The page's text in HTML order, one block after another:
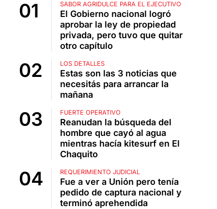
SABOR AGRIDULCE PARA EL EJECUTIVO
El Gobierno nacional logró
aprobar la ley de propiedad
privada, pero tuvo que quitar
otro capítulo
LOS DETALLES
Estas son las 3 noticias que
necesitás para arrancar la
mañana
FUERTE OPERATIVO
Reanudan la búsqueda del
hombre que cayó al agua
mientras hacía kitesurf en El
Chaquito
REQUERIMIENTO JUDICIAL
Fue a ver a Unión pero tenía
pedido de captura nacional y
terminó aprehendida